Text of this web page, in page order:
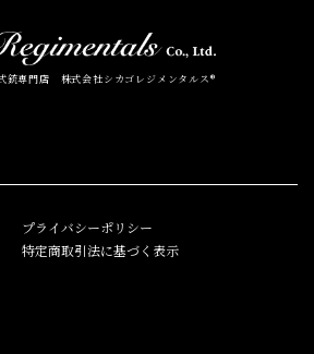
銃専門店 株式会社シカゴレジメンタルス®
プライバシーポリシー
特定商取引法に基づく表示